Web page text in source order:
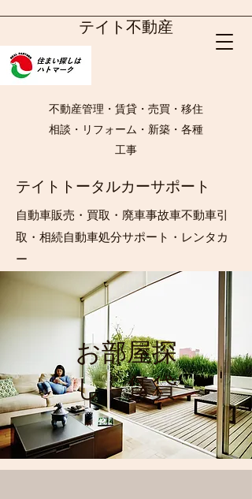
テイト不動産
不動産管理・賃貸・売買・移住
相談・リフォーム・新築・各種
工事
テイトトータルカーサポート
自動車販売・買取・廃車事故車不動車引
取・相続自動車処分サポート・レンタカ
ー
​お部屋探
し 賃貸